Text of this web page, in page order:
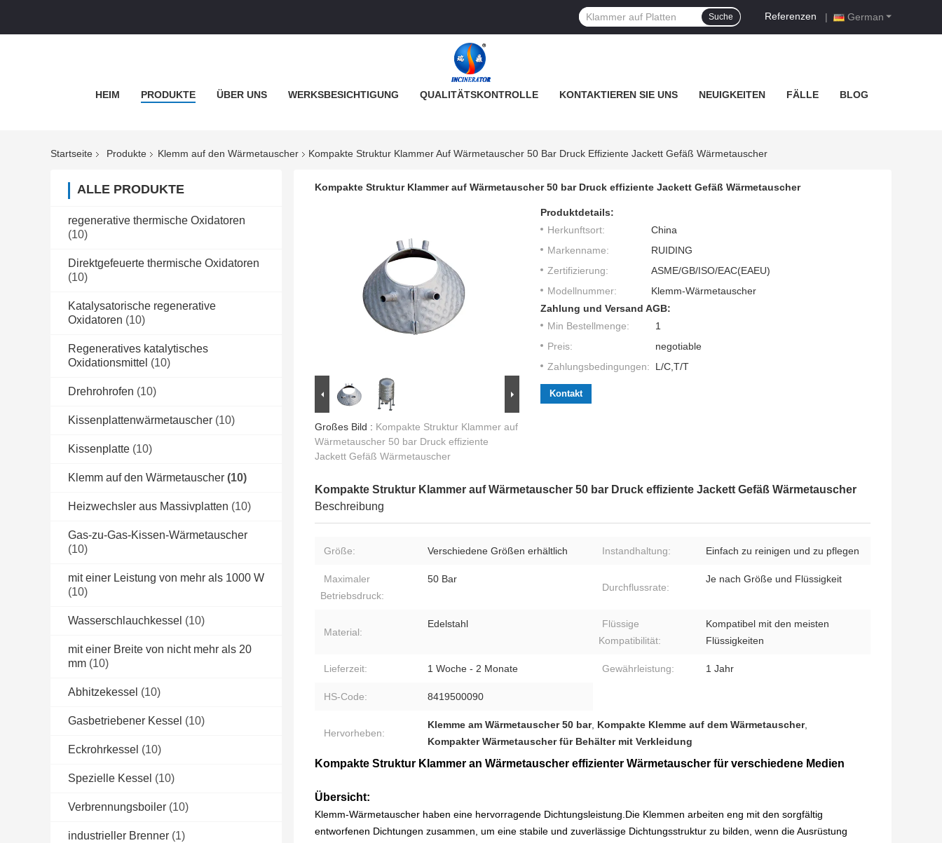
German
Referenzen |
Suche
HEIM PRODUKTE ÜBER UNS WERKSBESICHTIGUNG QUALITÄTSKONTROLLE KONTAKTIEREN SIE UNS NEUIGKEITEN FÄLLE BLOG
Startseite Produkte Klemm auf den Wärmetauscher Kompakte Struktur Klammer Auf Wärmetauscher 50 Bar Druck Effiziente Jackett Gefäß Wärmetauscher
ALLE PRODUKTE
regenerative thermische Oxidatoren
(10)
Direktgefeuerte thermische Oxidatoren
(10)
Katalysatorische regenerative
Oxidatoren (10)
Regeneratives katalytisches
Oxidationsmittel (10)
Drehrohrofen (10)
Kissenplattenwärmetauscher (10)
Kissenplatte (10)
Klemm auf den Wärmetauscher (10)
Heizwechsler aus Massivplatten (10)
Gas-zu-Gas-Kissen-Wärmetauscher
(10)
mit einer Leistung von mehr als 1000 W
(10)
Wasserschlauchkessel (10)
mit einer Breite von nicht mehr als 20
mm (10)
Abhitzekessel (10)
Gasbetriebener Kessel (10)
Eckrohrkessel (10)
Spezielle Kessel (10)
Verbrennungsboiler (10)
industrieller Brenner (1)
Kompakte Struktur Klammer auf Wärmetauscher 50 bar Druck effiziente Jackett Gefäß Wärmetauscher
Großes Bild : Kompakte Struktur Klammer auf
Wärmetauscher 50 bar Druck effiziente
Jackett Gefäß Wärmetauscher
Produktdetails:
Herkunftsort:
China
Markenname:
RUIDING
Zertifizierung:
ASME/GB/ISO/EAC(EAEU)
Modellnummer:
Klemm-Wärmetauscher
Zahlung und Versand AGB:
Min Bestellmenge:
1
Preis:
negotiable
Zahlungsbedingungen:
L/C,T/T
Kontakt
Kompakte Struktur Klammer auf Wärmetauscher 50 bar Druck effiziente Jackett Gefäß Wärmetauscher
Beschreibung
Größe: Verschiedene Größen erhältlich Instandhaltung: Einfach zu reinigen und zu pflegen
Maximaler
Betriebsdruck:
50 Bar
Durchflussrate:
Je nach Größe und Flüssigkeit
Material:
Edelstahl
Flüssige
Kompatibilität:
Kompatibel mit den meisten
Flüssigkeiten
Lieferzeit: 1 Woche - 2 Monate Gewährleistung: 1 Jahr
HS-Code: 8419500090
Hervorheben:
Klemme am Wärmetauscher 50 bar, Kompakte Klemme auf dem Wärmetauscher,
Kompakter Wärmetauscher für Behälter mit Verkleidung
Kompakte Struktur Klammer an Wärmetauscher effizienter Wärmetauscher für verschiedene Medien
Übersicht:
Klemm-Wärmetauscher haben eine hervorragende Dichtungsleistung.Die Klemmen arbeiten eng mit den sorgfältig
entworfenen Dichtungen zusammen, um eine stabile und zuverlässige Dichtungsstruktur zu bilden, wenn die Ausrüstung